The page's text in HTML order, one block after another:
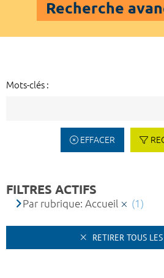
Recherche
Mots-clés :
EFFACER
FILTRES ACTIFS
Par rubrique: Accueil (1)
RETIRER TOUS